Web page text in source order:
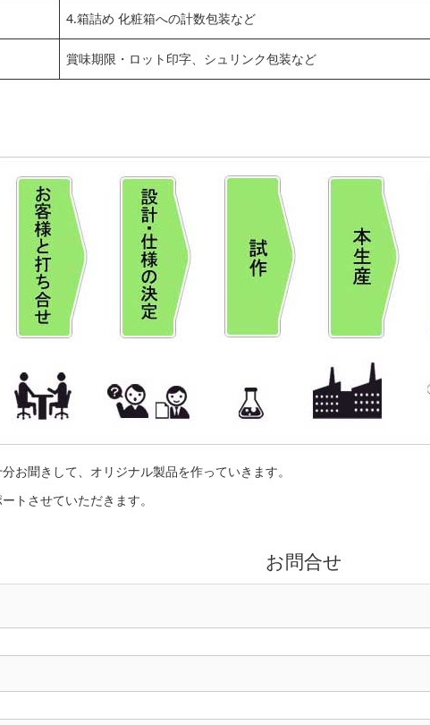
4.箱詰め 化粧箱への計数包装など
賞味期限・ロット印字、シュリンク包装など
お聞きして、オリジナル製品を作っていきます。
トさせていただきます。
お問合せ